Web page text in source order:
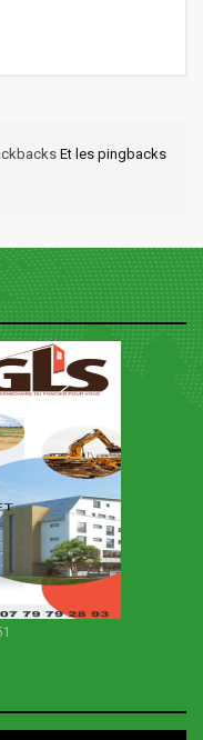
Et les pingbacks